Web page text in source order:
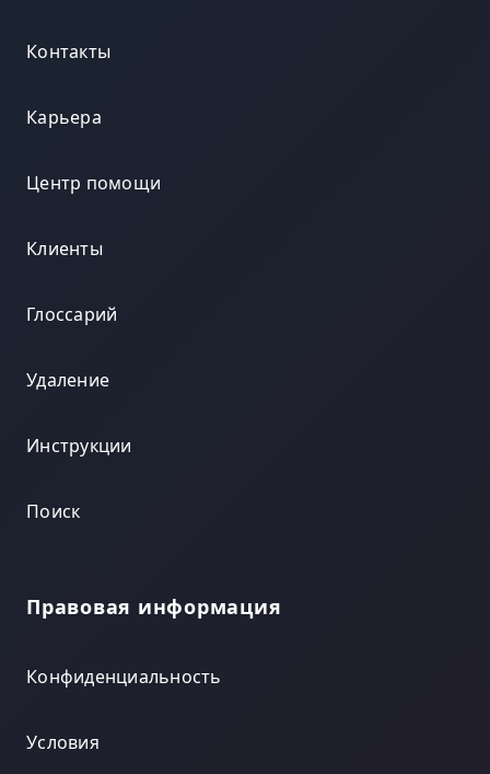
Контакты
Карьера
Центр помощи
Клиенты
Глоссарий
Удаление
Инструкции
Поиск
Правовая информация
Конфиденциальность
Условия